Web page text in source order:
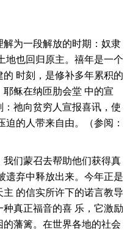
为一段解放的时期：奴隶
地也回归原主。禧年是一个
时刻，是修补多年累积的
稣在纳匝肋会堂 中的宣
祂向贫穷人宣报喜讯，使
的人带来自由。（参阅：
们蒙召去帮助他们获得真
遗弃中释放出来。今年正是
的信实所许下的诺言教导
真正福音的喜 乐，它激励
藩篱。在世界各地的社会